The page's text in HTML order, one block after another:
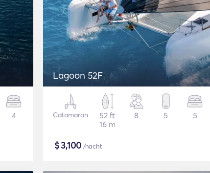
4
Lagoon 52F
Catamaran
52 ft
16 m
8 5 5
$3,100 /nacht